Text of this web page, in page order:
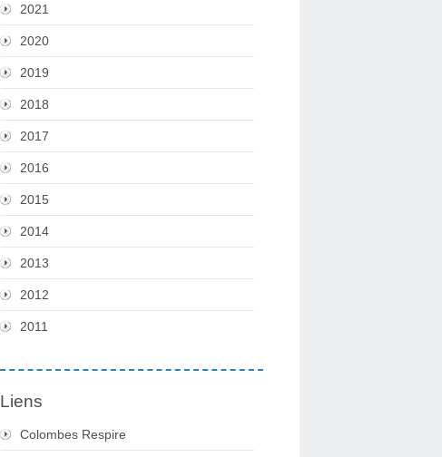
2021
2020
2019
2018
2017
2016
2015
2014
2013
2012
2011
Liens
Colombes Respire